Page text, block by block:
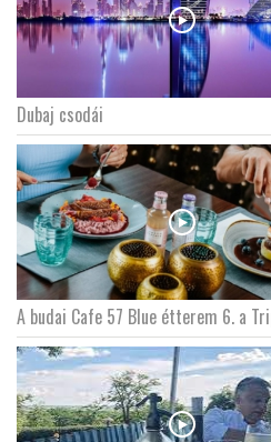
Dubaj csodái
A budai Cafe 57 Blue étterem 6. a